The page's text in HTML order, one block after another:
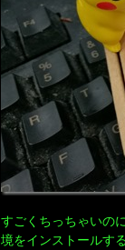
すごくちっちゃいの
境をインストールす